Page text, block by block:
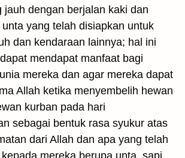
jauh dengan berjalan kaki dan
yang telah disiapkan untuk
dan kendaraan lainnya; hal ini
mendapat manfaat bagi
mereka dan agar mereka dapat
Allah ketika menyembelih hewan
kurban pada hari
sebagai bentuk rasa syukur atas
dari Allah dan apa yang telah
mereka berupa unta, sapi,